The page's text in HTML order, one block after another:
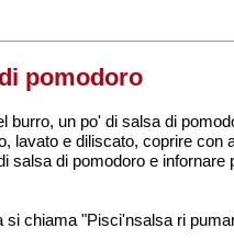
pomodoro
burro, un po' di salsa di
lavato e diliscato, coprire
salsa di pomodoro e infornare
si chiama "Pisci'nsalsa ri